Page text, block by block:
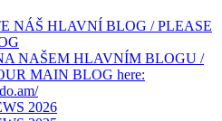
NÁŠ HLAVNÍ BLOG / PLEASE
NAŠEM HLAVNÍM BLOGU /
MAIN BLOG here:
2026